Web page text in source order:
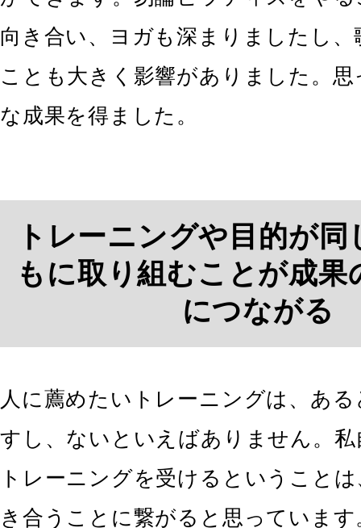
向き合い、ヨガも深まりましたし
ことも大きく影響がありました。
な成果を得ました。
トレーニングや目的が
もに取り組むことが成果
につながる
人に薦めたいトレーニングは、あ
すし、ないといえばありません。
トレーニングを受けるということ
き合うことに繋がると思っていま